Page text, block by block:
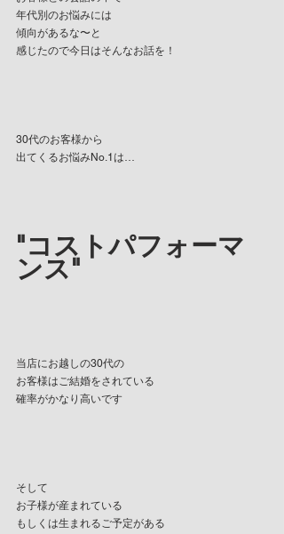
年代別のお悩みには
傾向があるな〜と
感じたので今日はそんなお話を！
30代のお客様から
出てくるお悩みNo.1は…
"コストパフォーマ
ンス"
当店にお越しの30代の
お客様はご結婚をされている
確率がかなり高いです
そして
お子様が産まれている
もしくは生まれるご予定がある